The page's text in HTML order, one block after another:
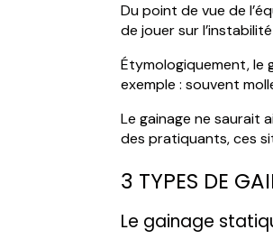
Du point de vue de
de jouer sur
Étymologiquement, le
exemple : souvent
Le gainage ne saurait
des pratiquants, ces
3 TYPES DE
Le gainage